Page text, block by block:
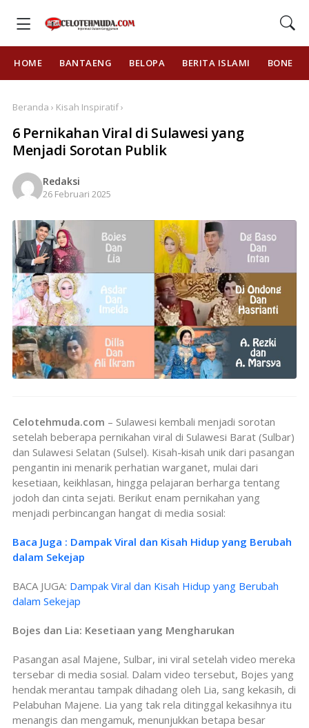
HOME BANTAENG BELOPA BERITA ISLAMI BONE
Beranda › Kisah Inspiratif ›
6 Pernikahan Viral di Sulawesi yang
Menjadi Sorotan Publik
Redaksi
26 Februari 2025
Celotehmuda.com – Sulawesi kembali menjadi sorotan
setelah beberapa pernikahan viral di Sulawesi Barat (Sulbar)
dan Sulawesi Selatan (Sulsel). Kisah-kisah unik dari pasangan
pengantin ini menarik perhatian warganet, mulai dari
kesetiaan, keikhlasan, hingga pelajaran berharga tentang
jodoh dan cinta sejati. Berikut enam pernikahan yang
menjadi perbincangan hangat di media sosial:
Baca Juga : Dampak Viral dan Kisah Hidup yang Berubah
dalam Sekejap
BACA JUGA: Dampak Viral dan Kisah Hidup yang Berubah
dalam Sekejap
Bojes dan Lia: Kesetiaan yang Mengharukan
Pasangan asal Majene, Sulbar, ini viral setelah video mereka
tersebar di media sosial. Dalam video tersebut, Bojes yang
hendak merantau tampak dihadang oleh Lia, sang kekasih, di
Pelabuhan Majene. Lia yang tak rela ditinggal kekasihnya itu
menangis dan mengamuk, menunjukkan betapa besar